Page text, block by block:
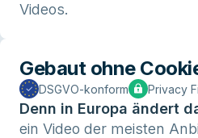
Videos.
Gebaut ohne
DSGVO-konform Privacy
Denn in Europa ändert
ein Video der meisten